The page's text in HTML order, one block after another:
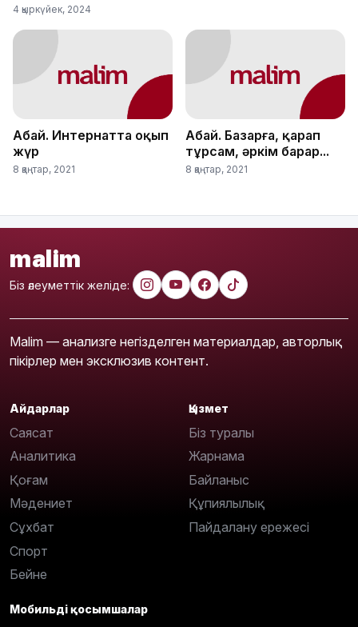
4 қыркүйек, 2024
Абай. Интернатта оқып
жүр
8 қаңтар, 2021
Абай. Базарға, қарап
тұрсам, әркім барар...
8 қаңтар, 2021
malim
Біз әлеуметтік желіде:
Malim — анализге негізделген материалдар, авторлық
пікірлер мен эксклюзив контент.
Айдарлар
Саясат
Аналитика
Қоғам
Мәдениет
Сұхбат
Спорт
Бейне
Қызмет
Біз туралы
Жарнама
Байланыс
Құпиялылық
Пайдалану ережесі
Мобильді қосымшалар